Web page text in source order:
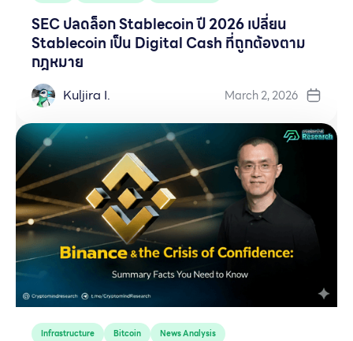
SEC ปลดล็อก Stablecoin ปี 2026 เปลี่ยน
Stablecoin เป็น Digital Cash ที่ถูกต้องตาม
กฎหมาย
Kuljira I. March 2, 2026
Infrastructure Bitcoin News Analysis